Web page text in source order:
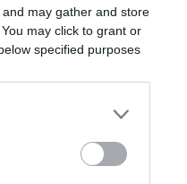
may gather and store
may click to grant or
specified purposes
Girolamo Tiraboschi (1825),
(1834), Giuseppe Maffei
(1859), Paolo Emiliani-
(1865) vagy Francesco De
2.495 e-könyv, 6.320 zenei
hangoskönyv segíthet az
elsajátításában. Valamennyi
http://
Az előzőhöz nagyon